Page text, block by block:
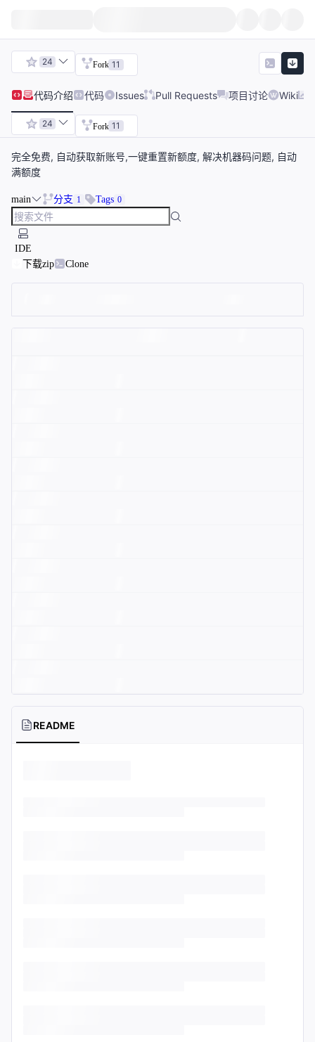
24 Fork 11
代码介绍 代码 Issues Pull Requests 项目讨论 Wiki
24 Fork 11
完全免费, 自动获取新账号,一键重置新额度, 解决机器码问题, 自动
满额度
main 分支 1 Tags 0
IDE
下载zip
Clone
README